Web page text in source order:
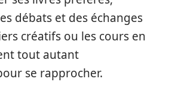
débats et des échanges
créatifs ou les cours en
tout autant
se rapprocher.